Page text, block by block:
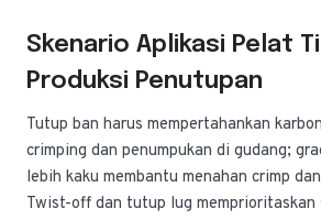
Skenario Aplikasi Pelat
Produksi Penutupan
Tutup ban harus mempertahankan
crimping dan penumpukan di gudang;
lebih kaku membantu menahan crimp
Twist-off dan tutup lug